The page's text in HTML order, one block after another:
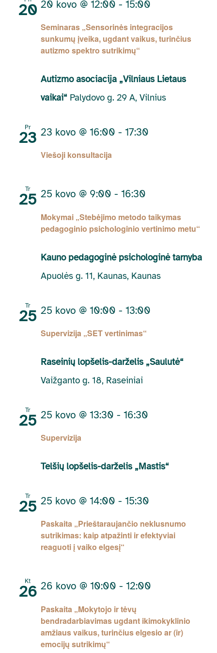
20
Seminaras „Sensorinės integracijos
sunkumų įveika, ugdant vaikus, turinčius
autizmo spektro sutrikimų“
20 kovo @ 12:00 - 15:00
Autizmo asociacija „Vilniaus Lietaus
vaikai“ Palydovo g. 29 A, Vilnius
Pr
23
Viešoji konsultacija
23 kovo @ 16:00 - 17:30
Tr
25
Mokymai „Stebėjimo metodo taikymas
pedagoginio psichologinio vertinimo metu“
25 kovo @ 9:00 - 16:30
Kauno pedagoginė psichologinė tarnyba
Apuolės g. 11, Kaunas, Kaunas
Tr
25
Supervizija „SET vertinimas“
25 kovo @ 10:00 - 13:00
Raseinių lopšelis-darželis „Saulutė“
Vaižganto g. 18, Raseiniai
Tr
25
Supervizija
25 kovo @ 13:30 - 16:30
Telšių lopšelis-darželis „Mastis“
Tr
25
Paskaita „Prieštaraujančio neklusnumo
sutrikimas: kaip atpažinti ir efektyviai
reaguoti į vaiko elgesį“
25 kovo @ 14:00 - 15:30
Kt
26
Paskaita „Mokytojo ir tėvų
bendradarbiavimas ugdant ikimokyklinio
amžiaus vaikus, turinčius elgesio ar (ir)
emocijų sutrikimų“
26 kovo @ 10:00 - 12:00